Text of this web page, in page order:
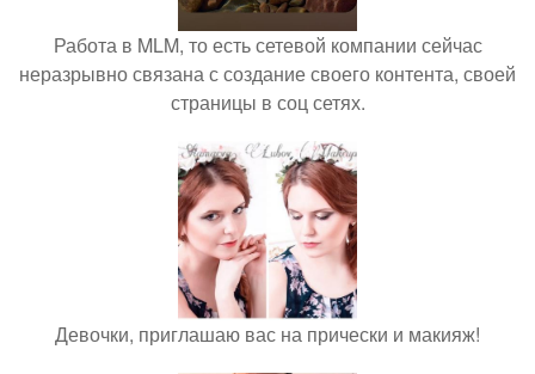
Работа в MLM, то есть сетевой компании сейчас
неразрывно связана с создание своего контента, своей
страницы в соц сетях.
Девочки, приглашаю вас на прически и макияж!